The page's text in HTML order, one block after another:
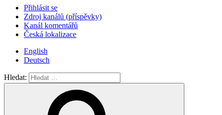
Přihlásit se
Zdroj kanálů (příspěvky)
Kanál komentářů
Česká lokalizace
English
Deutsch
Hledat: